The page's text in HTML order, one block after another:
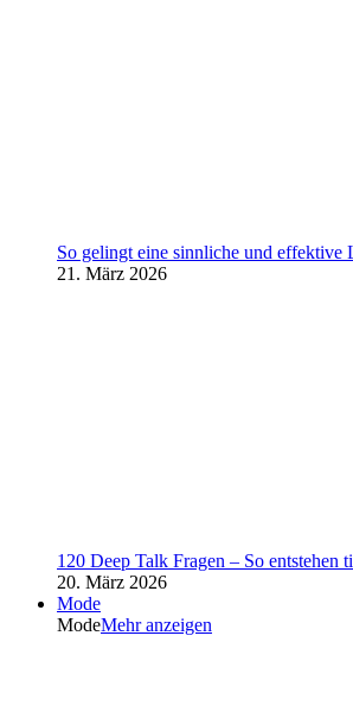
So gelingt eine sinnliche und effektive
21. März 2026
120 Deep Talk Fragen – So entstehen
20. März 2026
Mode
ModeMehr anzeigen